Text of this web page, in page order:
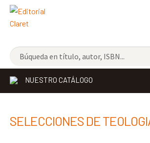
NOVEDADES
LOS MÁS VENDIDOS
NUESTRO CATÁLOGO
SELECCIONES DE